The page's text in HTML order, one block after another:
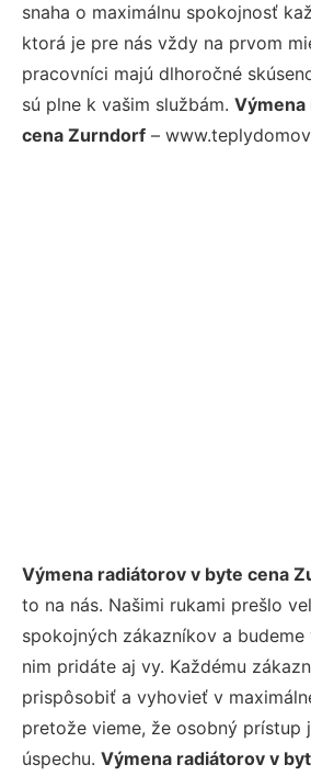
snaha o maximálnu spokojnosť
ktorá je pre nás vždy na prvom
pracovníci majú dlhoročné
sú plne k vašim službám. Výmena
cena Zurndorf –
Výmena radiátorov v byte cena
to na nás. Našimi rukami prešlo
spokojných zákazníkov a
nim pridáte aj vy. Každému
prispôsobiť a vyhovieť v
pretože vieme, že osobný prístup
úspechu. Výmena radiátorov v